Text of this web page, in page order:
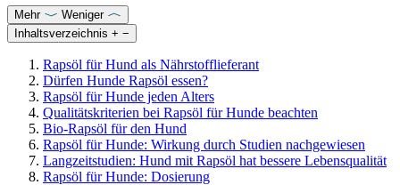
Mehr
Weniger
Inhaltsverzeichnis + −
Rapsöl für Hund als Nährstofflieferant
Dürfen Hunde Rapsöl essen?
Rapsöl für Hunde jeden Alters
Qualitätskriterien bei Rapsöl für Hunde beachten
Bio-Rapsöl für den Hund
Rapsöl für Hunde: Wirkung durch Studien nachgewiesen
Langzeitstudien: Hund mit Rapsöl hat bessere Lebensqualität
Rapsöl für Hunde: Dosierung